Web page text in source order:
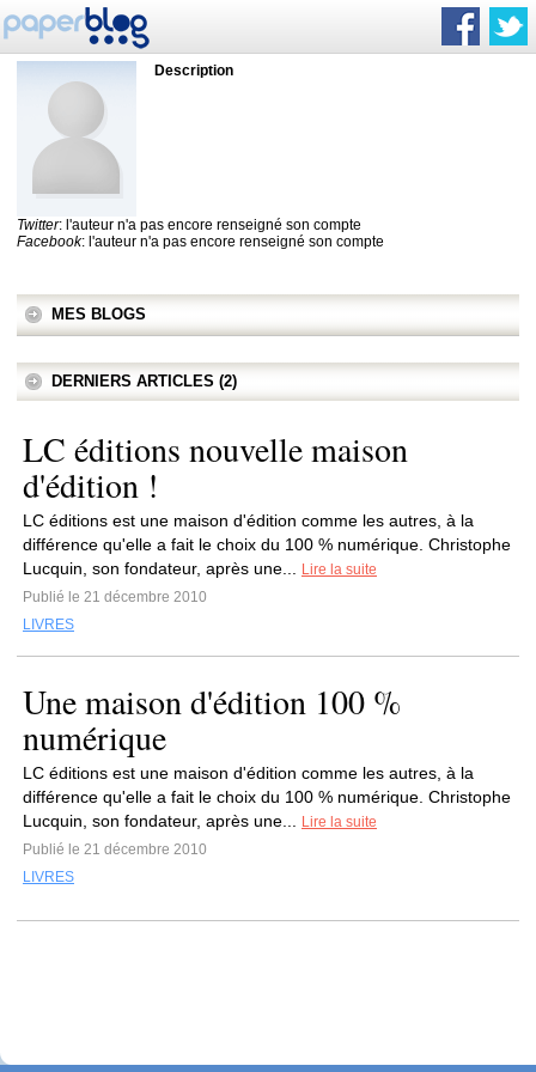
Description
Twitter: l'auteur n'a pas encore renseigné son compte
Facebook: l'auteur n'a pas encore renseigné son compte
MES BLOGS
DERNIERS ARTICLES (2)
LC éditions nouvelle maison
d'édition !
LC éditions est une maison d'édition comme les autres, à la
différence qu'elle a fait le choix du 100 % numérique. Christophe
Lucquin, son fondateur, après une...
Lire la suite
Publié le 21 décembre 2010
LIVRES
Une maison d'édition 100 %
numérique
LC éditions est une maison d'édition comme les autres, à la
différence qu'elle a fait le choix du 100 % numérique. Christophe
Lucquin, son fondateur, après une...
Lire la suite
Publié le 21 décembre 2010
LIVRES